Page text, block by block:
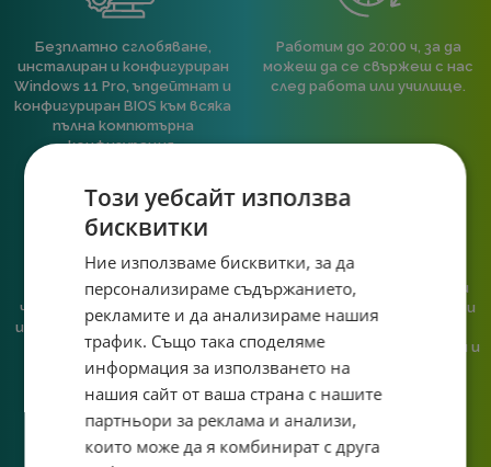
Безплатно сглобяване,
инсталиран и конфигуриран
Windows 11 Pro, ъпдейтнат и
конфигуриран BIOS към всяка
пълна компютърна
конфигурация.
Работим до 20:00 ч, за да
можеш да се свържеш с нас
след работа или училище.
При нас говориш с реален
човек, не с чатбот, когато
имаш нужда от консултация
или справяне с проблем.
Сглобяваме, поддържаме и
обслужваме. Като магазин и
гарантираме бърза реакция и
познаване на твоята
Този уебсайт използва
бисквитки
Ние използваме бисквитки, за да
персонализираме съдържанието,
рекламите и да анализираме нашия
трафик. Също така споделяме
информация за използването на
нашия сайт от ваша страна с нашите
партньори за реклама и анализи,
които може да я комбинират с друга